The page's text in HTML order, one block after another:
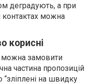
деградують, а при
контактах можна
корисні
можна замовити
частина пропозицій
“зліплені на швидку